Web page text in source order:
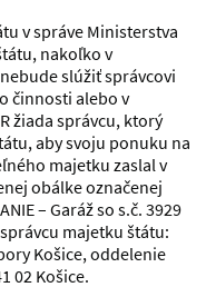
v správe Ministerstva
nakoľko v
slúžiť správcovi
činnosti alebo v
žiada správcu, ktorý
aby svoju ponuku na
majetku zaslal v
obálke označenej
– Garáž so s.č. 3929
majetku štátu:
Košice, oddelenie
02 Košice.